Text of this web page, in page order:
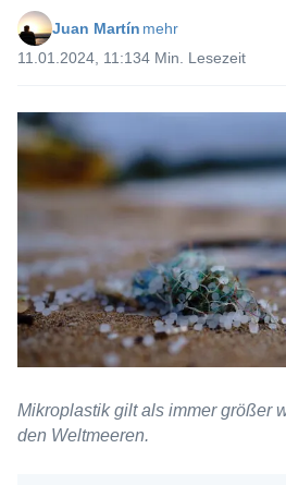
Juan Martín mehr
11.01.2024, 11:134 Min. Lesezeit
Mikroplastik gilt als immer größer
den Weltmeeren.